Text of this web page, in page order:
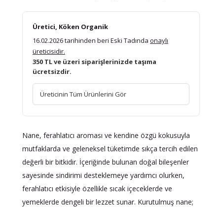
Üretici, Köken Organik
16.02.2026 tarihinden beri Eski Tadında onaylı
üreticisidir.
350 TL ve üzeri siparişlerinizde taşıma
ücretsizdir.
Üreticinin Tüm Ürünlerini Gör
Nane, ferahlatıcı aroması ve kendine özgü kokusuyla
mutfaklarda ve geleneksel tüketimde sıkça tercih edilen
değerli bir bitkidir. İçeriğinde bulunan doğal bileşenler
sayesinde sindirimi desteklemeye yardımcı olurken,
ferahlatıcı etkisiyle özellikle sıcak içeceklerde ve
yemeklerde dengeli bir lezzet sunar. Kurutulmuş nane;